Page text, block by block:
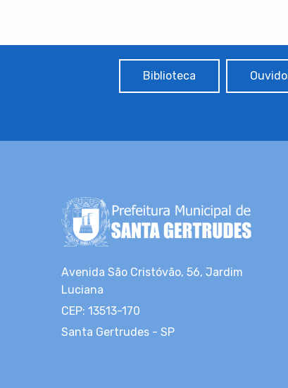
Biblioteca
Avenida São Cristóvão, 56, Jardim
Luciana
CEP: 13513-170
Santa Gertrudes - SP